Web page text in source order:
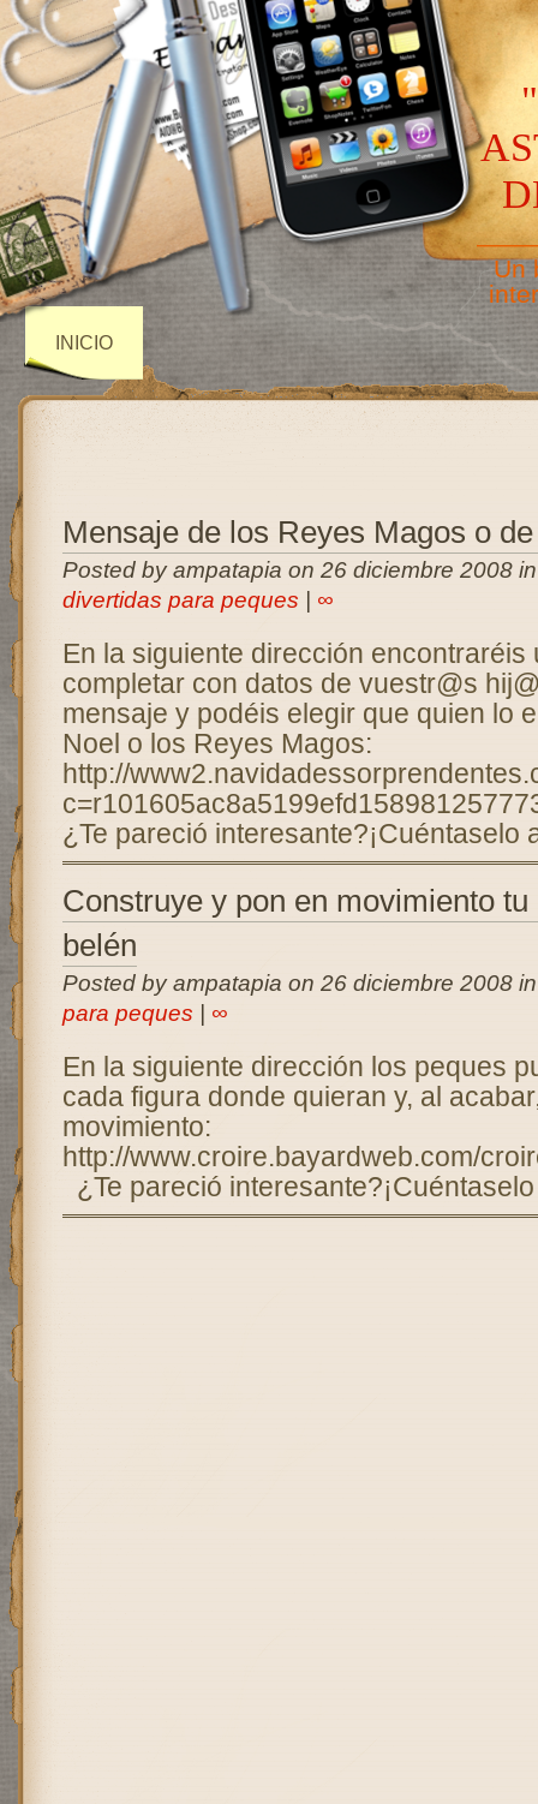
Un
INICIO
Mensaje de los Reyes Magos o
Posted by ampatapia on 26 diciembre 2008
divertidas para peques
∞
En la siguiente dirección encontraréis
completar con datos de vuestr@s
mensaje y podéis elegir que quien lo
Noel o los Reyes Magos:
http://
¿Te pareció interesante?¡Cuéntaselo
Construye y pon en movimiento tu
belén
Posted by ampatapia on 26 diciembre 2008
para peques
∞
En la siguiente dirección los peques
cada figura donde quieran y, al
movimiento:
http://www.croire.bayardweb.com/
¿Te pareció